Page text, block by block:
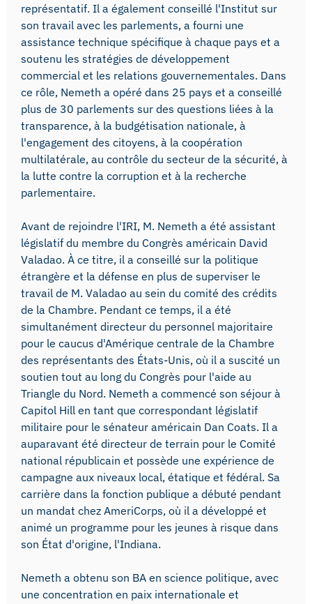
représentatif. Il a également conseillé l'Institut sur
son travail avec les parlements, a fourni une
assistance technique spécifique à chaque pays et a
soutenu les stratégies de développement
commercial et les relations gouvernementales. Dans
ce rôle, Nemeth a opéré dans 25 pays et a conseillé
plus de 30 parlements sur des questions liées à la
transparence, à la budgétisation nationale, à
l'engagement des citoyens, à la coopération
multilatérale, au contrôle du secteur de la sécurité, à
la lutte contre la corruption et à la recherche
parlementaire.
Avant de rejoindre l'IRI, M. Nemeth a été assistant
législatif du membre du Congrès américain David
Valadao. À ce titre, il a conseillé sur la politique
étrangère et la défense en plus de superviser le
travail de M. Valadao au sein du comité des crédits
de la Chambre. Pendant ce temps, il a été
simultanément directeur du personnel majoritaire
pour le caucus d'Amérique centrale de la Chambre
des représentants des États-Unis, où il a suscité un
soutien tout au long du Congrès pour l'aide au
Triangle du Nord. Nemeth a commencé son séjour à
Capitol Hill en tant que correspondant législatif
militaire pour le sénateur américain Dan Coats. Il a
auparavant été directeur de terrain pour le Comité
national républicain et possède une expérience de
campagne aux niveaux local, étatique et fédéral. Sa
carrière dans la fonction publique a débuté pendant
un mandat chez AmeriCorps, où il a développé et
animé un programme pour les jeunes à risque dans
son État d'origine, l'Indiana.
Nemeth a obtenu son BA en science politique, avec
une concentration en paix internationale et